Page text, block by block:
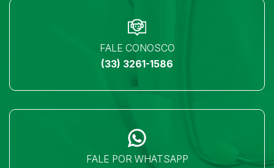
FALE CONOSCO
(33) 3261-1586
FALE POR WHATSAPP